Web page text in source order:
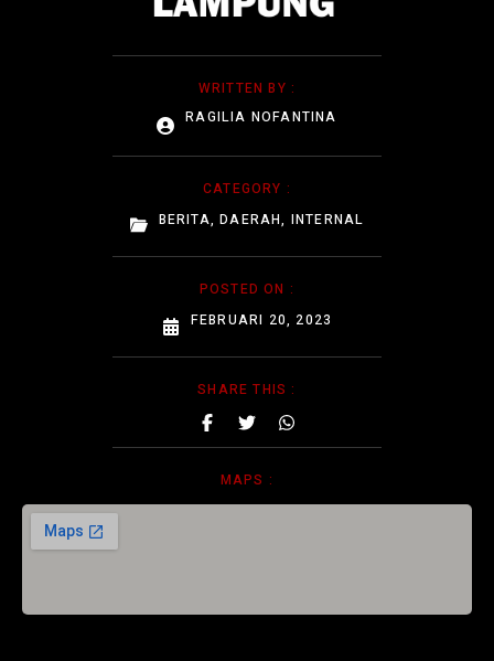
WRITTEN BY :
RAGILIA NOFANTINA
CATEGORY :
BERITA,DAERAH, INTERNAL
POSTED ON :
FEBRUARI 20, 2023
SHARE THIS :
MAPS :